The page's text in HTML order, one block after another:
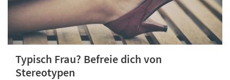
Typisch Frau? Befreie dich von
Stereotypen